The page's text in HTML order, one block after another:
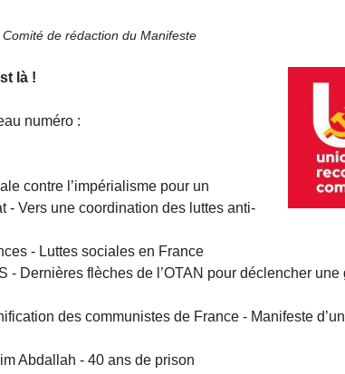
de rédaction du Manifeste
là !
numéro :
contre l’impérialisme pour un
- Vers une coordination des luttes anti-
- Luttes sociales en France
- Dernières flèches de l’OTAN pour déclencher
des communistes de France - Manifeste
Abdallah - 40 ans de prison